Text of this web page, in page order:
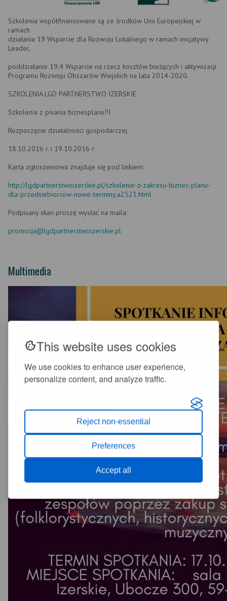
This website uses cookies
We use cookies to enhance user experience,
personalize content, and analyze traffic.
Reject non-essential
Preferences
Accept all
Szkolenia współfinansowane są ze środków Unii Europejskiej w
ramach
działania 19 Wsparcie dla Rozwoju Lokalnego w ramach inicjatywy
Leader,
poddziałanie 19.4 Wsparcie na rzecz kosztów bieżących i aktywizacji
Programu Rozwoju Obszarów Wiejskich na lata 2014-2020.
SZKOLENIA LGD PARTNERSTWO IZERSKIE
Szkolenia z pisania biznesplanu!!I
Rozpoczęcie działalności gospodarczej
18.10.2016 r. i 19.10.2016 r.
Karta zgłoszeniowa znajduje się pod linkiem:
http://lgdpartnerstwoizerskie.pl/szkolenie-z-zakresu-biznes-planu-
dla-przedsiebiorcow-nowe-terminy,a2523.html
Podpisany skan proszę wysłać na maila:
promocja@lgdpartnerstwoizerskie.pl
Multimedia